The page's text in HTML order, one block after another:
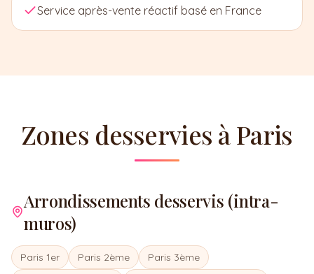
Service après-vente réactif basé en France
Zones desservies à Paris
Arrondissements desservis (intra-
muros)
Paris 1er Paris 2ème
Paris 3ème